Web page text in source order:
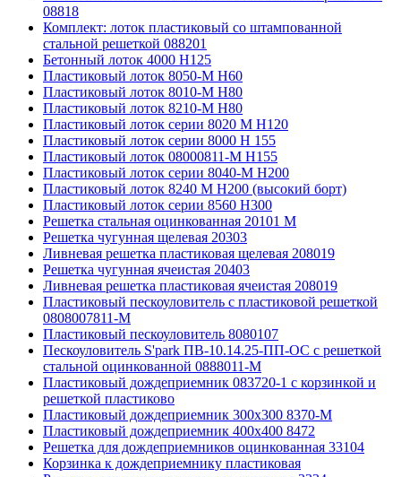
08818
Комплект: лоток пластиковый со штампованной
стальной решеткой 088201
Бетонный лоток 4000 Н125
Пластиковый лоток 8050-М H60
Пластиковый лоток 8010-М H80
Пластиковый лоток 8210-М H80
Пластиковый лоток серии 8020 М H120
Пластиковый лоток серии 8000 Н 155
Пластиковый лоток 08000811-М H155
Пластиковый лоток серии 8040-М H200
Пластиковый лоток 8240 M H200 (высокий борт)
Пластиковый лоток серии 8560 Н300
Решетка стальная оцинкованная 20101 М
Решетка чугунная щелевая 20303
Ливневая решетка пластиковая щелевая 208019
Решетка чугунная ячеистая 20403
Ливневая решетка пластиковая ячеистая 208019
Пластиковый пескоуловитель с пластиковой решеткой
0808007811-М
Пластиковый пескоуловитель 8080107
Пескоуловитель S'park ПВ-10.14.25-ПП-ОС с решеткой
стальной оцинкованной 0888011-М
Пластиковый дождеприемник 083720-1 c корзинкой и
решеткой пластиково
Пластиковый дождеприемник 300x300 8370-М
Пластиковый дождеприемник 400x400 8472
Решетка для дождеприемников оцинкованная 33104
Корзинка к дождеприемнику пластиковая